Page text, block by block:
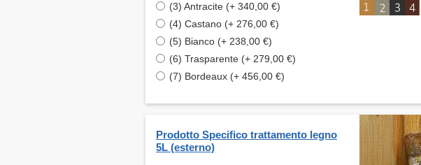
(3) Antracite (+ 340,00 €)
(4) Castano (+ 276,00 €)
(5) Bianco (+ 238,00 €)
(6) Trasparente (+ 279,00 €)
(7) Bordeaux (+ 456,00 €)
Prodotto Specifico trattamento legno
5L (esterno)